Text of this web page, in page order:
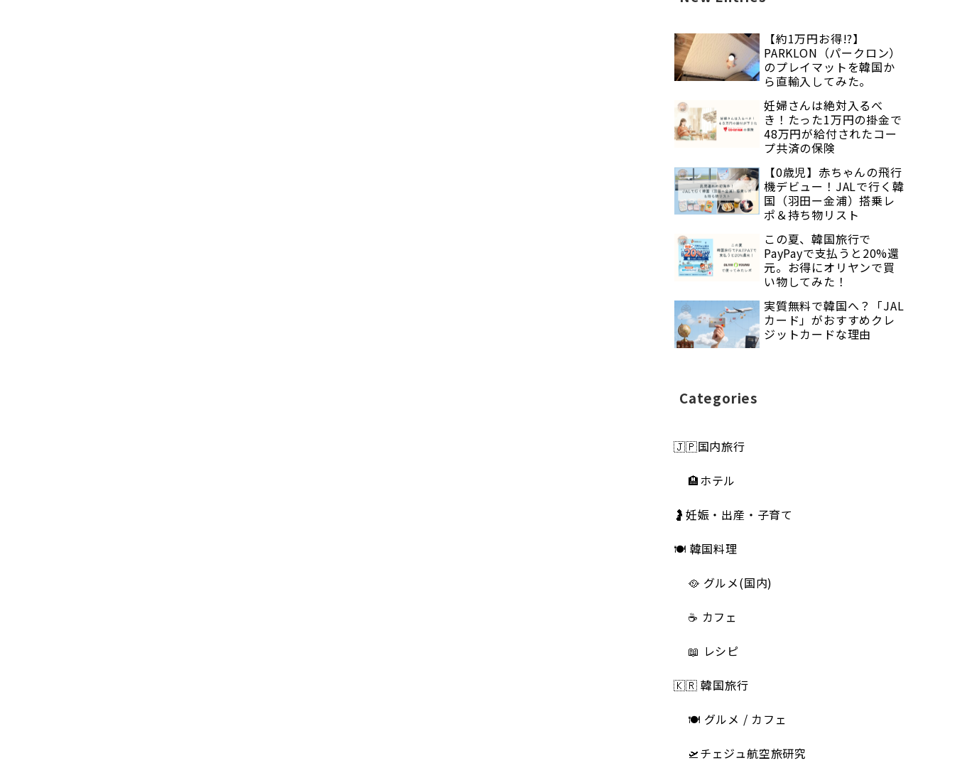
【約1万円お得!?】
PARKLON（パークロン）
のプレイマットを韓国か
ら直輸入してみた。
妊婦さんは絶対入るべ
き！たった1万円の掛金で
48万円が給付されたコー
プ共済の保険
【0歳児】赤ちゃんの飛行
機デビュー！JALで行く韓
国（羽田ー金浦）搭乗レ
ポ＆持ち物リスト
この夏、韓国旅行で
PayPayで支払うと20%還
元。お得にオリヤンで買
い物してみた！
実質無料で韓国へ？「JAL
カード」がおすすめクレ
ジットカードな理由
Categories
🇯🇵国内旅行
🏨ホテル
🤰妊娠・出産・子育て
🍽 韓国料理
🥘 グルメ(国内)
☕️ カフェ
📖 レシピ
🇰🇷 韓国旅行
🍽 グルメ / カフェ
🛫チェジュ航空旅研究